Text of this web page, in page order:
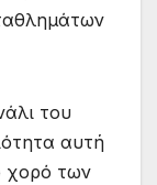
του
αυτή
χορό των